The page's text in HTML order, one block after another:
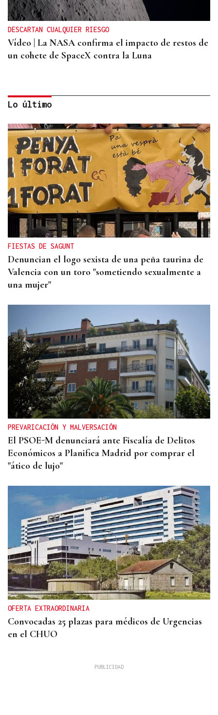
DESCARTAN CUALQUIER RIESGO
Vídeo | La NASA confirma el impacto de restos de
un cohete de SpaceX contra la Luna
ORÁCULO DAS BURGAS
Horóscopo del día: jueves, 6 de agosto
Lo último
FIESTAS DE SAGUNT
Denuncian el logo sexista de una peña taurina de
Valencia con un toro "sometiendo sexualmente a
una mujer"
PREVARICACIÓN Y MALVERSACIÓN
El PSOE-M denunciará ante Fiscalía de Delitos
Económicos a Planifica Madrid por comprar el
"ático de lujo"
OFERTA EXTRAORDINARIA
Convocadas 25 plazas para médicos de Urgencias
en el CHUO